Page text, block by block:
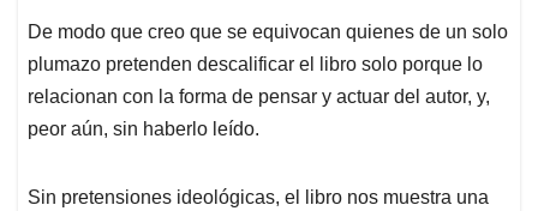
De modo que creo que se equivocan quienes de un solo
plumazo pretenden descalificar el libro solo porque lo
relacionan con la forma de pensar y actuar del autor, y,
peor aún, sin haberlo leído.
Sin pretensiones ideológicas, el libro nos muestra una